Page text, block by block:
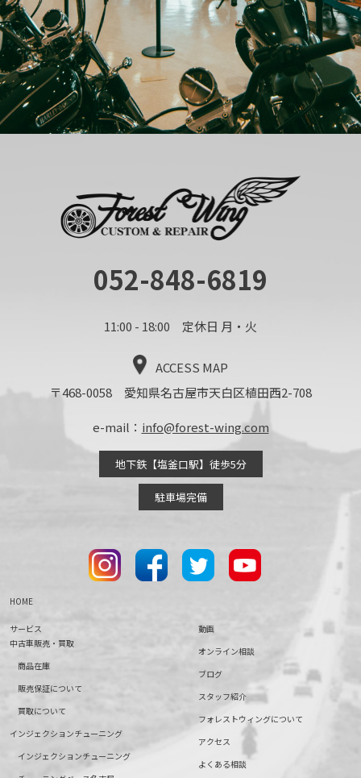
052-848-6819
11:00 - 18:00 定休日 月・火
ACCESS MAP
〒468-0058 愛知県名古屋市天白区植田西2-708
e-mail： info@forest-wing.com
地下鉄【塩釜口駅】徒歩5分
駐車場完備
HOME
サービス
中古車販売・買取
商品在庫
販売保証について
買取について
インジェクションチューニング
インジェクションチューニング
動画
オンライン相談
ブログ
スタッフ紹介
フォレストウィングについて
アクセス
よくある相談